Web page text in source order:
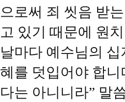
으로써 죄 씻음 받
고 있기 때문에 원
날마다 예수님의
혜를 덧입어야 합
다는 아니니라” 말